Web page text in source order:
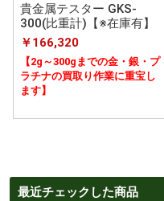
貴金属テスター GKS-
300(比重計)【※在庫有】
￥166,320
【2g～300gまでの金・銀・プ
ラチナの買取り作業に重宝し
ます】
最近チェックした商品